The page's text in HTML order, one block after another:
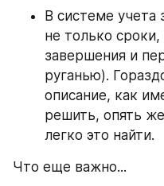
В системе учета
не только
завершения и
руганью).
описание, как
решить, опять
легко это найти.
Что еще важно...